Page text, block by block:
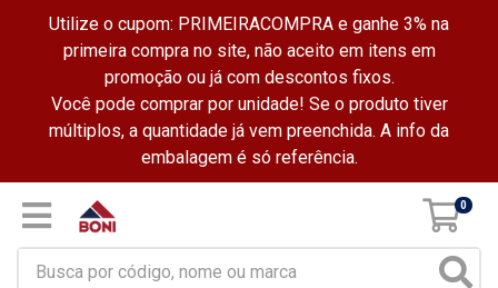
Utilize o cupom: PRIMEIRACOMPRA e ganhe 3% na
primeira compra no site, não aceito em itens em
promoção ou já com descontos fixos.
Você pode comprar por unidade! Se o produto tiver
múltiplos, a quantidade já vem preenchida. A info da
embalagem é só referência.
0